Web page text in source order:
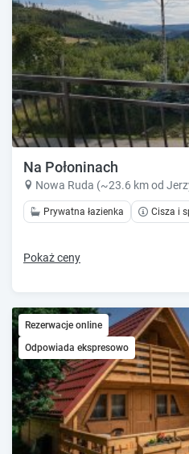
Na Połoninach
Nowa Ruda (~23.6 km od
Prywatna łazienka Cisza i
Pokaż ceny
Rezerwacje online
Odpowiada ekspresowo